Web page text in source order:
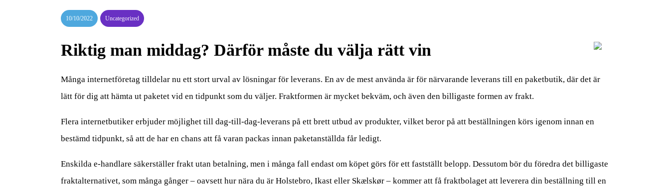
10/10/2022 Uncategorized
Riktig man middag? Därför måste du välja rätt vin
Många internetföretag tilldelar nu ett stort urval av lösningar för leverans. En av de mest använda är för närvarande leverans till en paketbutik, där det är
lätt för dig att hämta ut paketet vid en tidpunkt som du väljer. Fraktformen är mycket bekväm, och även den billigaste formen av frakt.
Flera internetbutiker erbjuder möjlighet till dag-till-dag-leverans på ett brett utbud av produkter, vilket beror på att beställningen körs igenom innan en
bestämd tidpunkt, så att de har en chans att få varan packas innan paketanställda får ledigt.
Enskilda e-handlare säkerställer frakt utan betalning, men i många fall endast om köpet görs för ett fastställt belopp. Dessutom bör du föredra det billigaste
fraktalternativet, som många gånger – oavsett hur nära du är Holstebro, Ikast eller Skælskør – kommer att få fraktbolaget att leverera din beställning till en